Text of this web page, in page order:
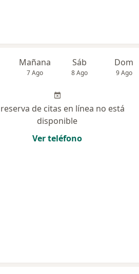
Mañana
7 Ago
Sáb
8 Ago
Dom
9 Ago
reserva de citas en línea no está
disponible
Ver teléfono